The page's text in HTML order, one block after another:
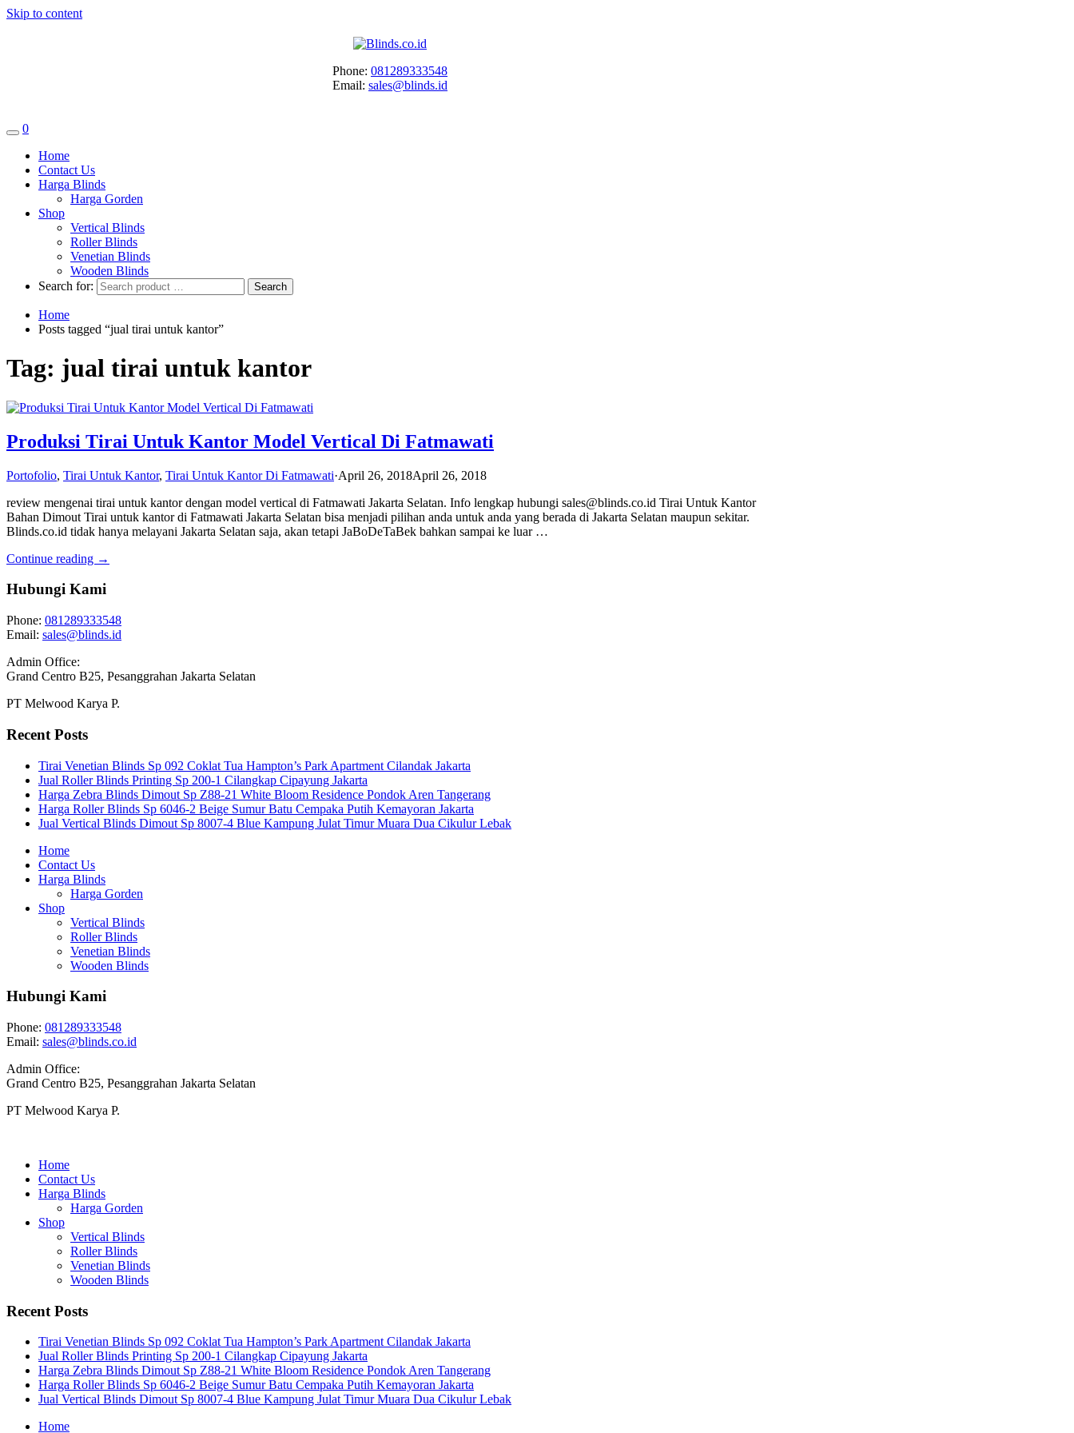
Skip to content
Phone: 081289333548
Email: sales@blinds.id
0
Home
Contact Us
Harga Blinds
Harga Gorden
Shop
Vertical Blinds
Roller Blinds
Venetian Blinds
Wooden Blinds
Search for:
Home
Posts tagged “jual tirai untuk kantor”
Tag: jual tirai untuk kantor
Produksi Tirai Untuk Kantor Model Vertical Di Fatmawati
Portofolio, Tirai Untuk Kantor, Tirai Untuk Kantor Di Fatmawati·April 26, 2018April 26, 2018
review mengenai tirai untuk kantor dengan model vertical di Fatmawati Jakarta Selatan. Info lengkap hubungi sales@blinds.co.id Tirai Untuk Kantor
Bahan Dimout Tirai untuk kantor di Fatmawati Jakarta Selatan bisa menjadi pilihan anda untuk anda yang berada di Jakarta Selatan maupun sekitar.
Blinds.co.id tidak hanya melayani Jakarta Selatan saja, akan tetapi JaBoDeTaBek bahkan sampai ke luar …
Continue reading →
Hubungi Kami
Phone: 081289333548
Email: sales@blinds.id
Admin Office:
Grand Centro B25, Pesanggrahan Jakarta Selatan
PT Melwood Karya P.
Recent Posts
Tirai Venetian Blinds Sp 092 Coklat Tua Hampton’s Park Apartment Cilandak Jakarta
Jual Roller Blinds Printing Sp 200-1 Cilangkap Cipayung Jakarta
Harga Zebra Blinds Dimout Sp Z88-21 White Bloom Residence Pondok Aren Tangerang
Harga Roller Blinds Sp 6046-2 Beige Sumur Batu Cempaka Putih Kemayoran Jakarta
Jual Vertical Blinds Dimout Sp 8007-4 Blue Kampung Julat Timur Muara Dua Cikulur Lebak
Home
Contact Us
Harga Blinds
Harga Gorden
Shop
Vertical Blinds
Roller Blinds
Venetian Blinds
Wooden Blinds
Hubungi Kami
Phone: 081289333548
Email: sales@blinds.co.id
Admin Office:
Grand Centro B25, Pesanggrahan Jakarta Selatan
PT Melwood Karya P.
Home
Contact Us
Harga Blinds
Harga Gorden
Shop
Vertical Blinds
Roller Blinds
Venetian Blinds
Wooden Blinds
Recent Posts
Tirai Venetian Blinds Sp 092 Coklat Tua Hampton’s Park Apartment Cilandak Jakarta
Jual Roller Blinds Printing Sp 200-1 Cilangkap Cipayung Jakarta
Harga Zebra Blinds Dimout Sp Z88-21 White Bloom Residence Pondok Aren Tangerang
Harga Roller Blinds Sp 6046-2 Beige Sumur Batu Cempaka Putih Kemayoran Jakarta
Jual Vertical Blinds Dimout Sp 8007-4 Blue Kampung Julat Timur Muara Dua Cikulur Lebak
Home